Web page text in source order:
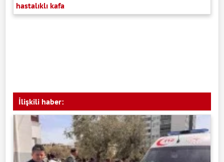
hastalıklı kafa
İlişkili haber: